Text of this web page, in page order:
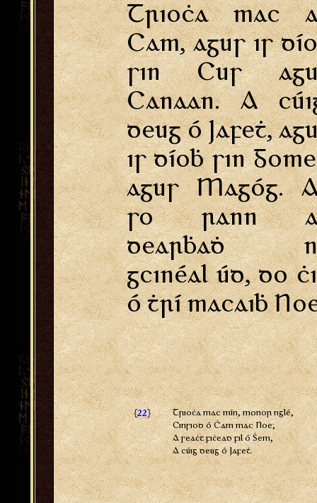
Trioċa mac
Cam, agus is
sin Cus
Canaan. A
deug ó Jafeṫ,
is díoḃ sin
agus Magóg.
so rann
dearḃaḋ
gcinéal úd, do
ó ṫrí macaiḃ
{22}
Trioċa mac mín, monor nglé,
Cinsiod ó Ċam mac Noe;
A seaċt fiċead fil ó Ṡem,
A cúig deug ó Jafeṫ.